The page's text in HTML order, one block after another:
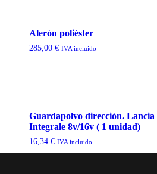
Alerón poliéster
285,00€ IVA incluido
Guardapolvo dirección. Lancia
Integrale 8v/16v ( 1 unidad)
16,34€ IVA incluido